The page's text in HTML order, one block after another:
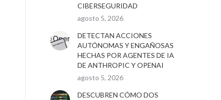
CIBERSEGURIDAD
agosto 5, 2026
DETECTAN ACCIONES
AUTÓNOMAS Y ENGAÑOSAS
HECHAS POR AGENTES DE IA
DE ANTHROPIC Y OPENAI
agosto 5, 2026
DESCUBREN CÓMO DOS